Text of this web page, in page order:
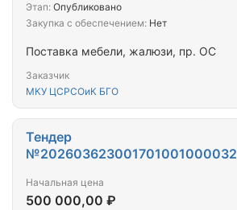
Поставка мебели, жалюзи, пр. ОС
Заказчик
МКУ ЦСРСОиК БГО
Этап: Опубликовано
Закупка с обеспечением: Нет
Тендер
№202603623001701001000032
Начальная цена
500 000,00 ₽